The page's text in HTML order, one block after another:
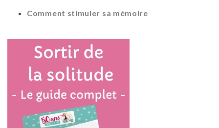
Comment stimuler sa mémoire